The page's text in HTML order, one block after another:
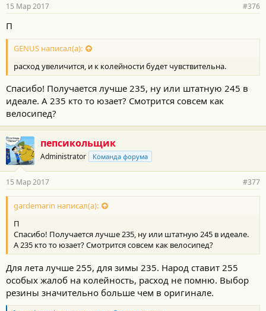
н
т
и
15 Мар 2017 #376
П
GENUS написал(а):
расход увеличится, и к колейности будет чувствительна.
Спасибо! Получается лучше 235, ну или штатную 245 в
идеале. А 235 кто то юзает? Смотрится совсем как
велосипед?
пепсикольщик
Administrator Команда форума
15 Мар 2017 #377
gardemarin написал(а):
П
Спасибо! Получается лучше 235, ну или штатную 245 в идеале.
А 235 кто то юзает? Смотрится совсем как велосипед?
Для лета лучше 255, для зимы 235. Народ ставит 255
особых жалоб на колейность, расход не помню. Выбор
резины значительно больше чем в оригинале.